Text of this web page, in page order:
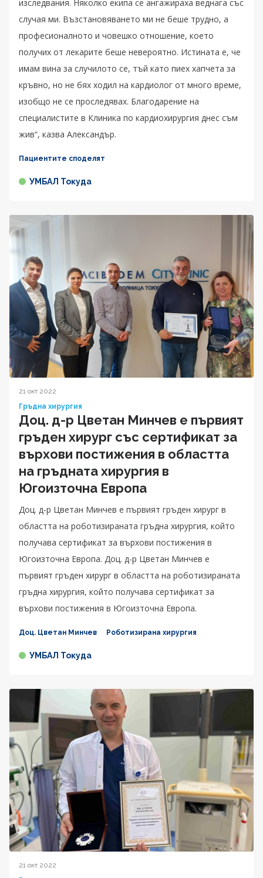
изследвания. Няколко екипа се ангажираха веднага със
случая ми. Възстановяването ми не беше трудно, а
професионалното и човешко отношение, което
получих от лекарите беше невероятно. Истината е, че
имам вина за случилото се, тъй като пиех хапчета за
кръвно, но не бях ходил на кардиолог от много време,
изобщо не се проследявах. Благодарение на
специалистите в Клиника по кардиохирургия днес съм
жив“, казва Александър.
Пациентите споделят
УМБАЛ Токуда
21 окт 2022
Гръдна хирургия
Доц. д-р Цветан Минчев е първият
гръден хирург със сертификат за
върхови постижения в областта
на гръдната хирургия в
Югоизточна Европа
Доц. д-р Цветан Минчев е първият гръден хирург в
областта на роботизираната гръдна хирургия, който
получава сертификат за върхови постижения в
Югоизточна Европа. Доц. д-р Цветан Минчев е
първият гръден хирург в областта на роботизираната
гръдна хирургия, който получава сертификат за
върхови постижения в Югоизточна Европа.
Доц. Цветан Минчев Роботизирана хирургия
УМБАЛ Токуда
21 окт 2022